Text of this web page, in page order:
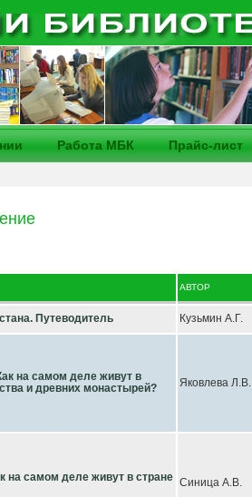
Работа МБК Прайс-лист
АВТОР
Путеводитель Кузьмин А.Г.
на самом деле живут в
и древних монастырей?
Яковлева Л.В.
на самом деле живут в стране Синица А.В.